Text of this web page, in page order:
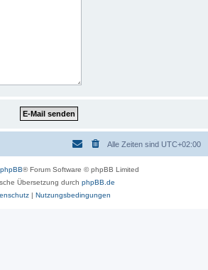
Alle Zeiten sind UTC+02:00
phpBB® Forum Software © phpBB Limited
Übersetzung durch phpBB.de
| Nutzungsbedingungen